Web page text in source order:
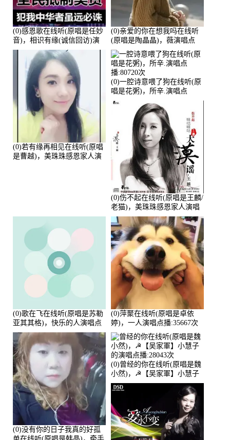
(0)感恩歌在线听(原唱是任妙
音)，相识有缘(诚信回访)演
唱点播:161288次
(0)亲爱的你在想我吗在线听
(原唱是陶晶晶)，薇演唱点
播:159722次
(0)若有缘再相见在线听(原唱
是曹越)，美珠珠感恩家人演
(0)一腔诗意喂了狗在线听(原
唱是花粥)，所辛.演唱点
播:80720次
(0)伤不起在线听(原唱是王麟/
老猫)，美珠珠感恩家人演唱
点播:80218次
(0)歌在飞在线听(原唱是苏勒
亚其其格)，快乐的人演唱点
播:36次
(0)萍聚在线听(原唱是卓依
婷)，一人演唱点播:35667次
(0)没有你的日子我真的好孤
(0)曾经的你在线听(原唱是魏
小然)，☭【吴家軍】小慧子
的演唱点播:28043次